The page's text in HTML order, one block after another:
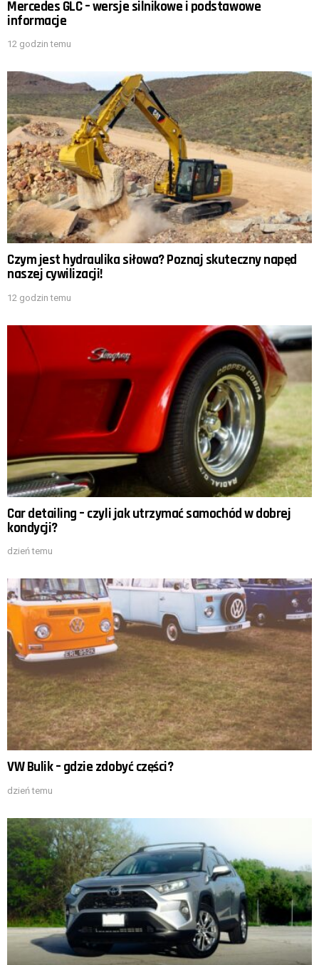
Mercedes GLC – wersje silnikowe i podstawowe
informacje
12 godzin temu
Czym jest hydraulika siłowa? Poznaj skuteczny napęd
naszej cywilizacji!
12 godzin temu
Car detailing – czyli jak utrzymać samochód w dobrej
kondycji?
dzień temu
VW Bulik – gdzie zdobyć części?
dzień temu